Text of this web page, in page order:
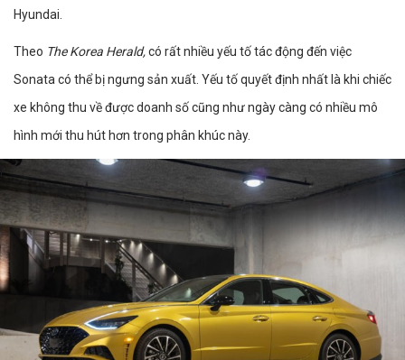
Hyundai.
Theo The Korea Herald,có rất nhiều yếu tố tác động đến việc
Sonata có thể bị ngưng sản xuất. Yếu tố quyết định nhất là khi chiếc
xe không thu về được doanh số cũng như ngày càng có nhiều mô
hình mới thu hút hơn trong phân khúc này.